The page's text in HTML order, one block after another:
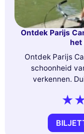
Ontdek Parijs
het
Ontdek Parijs
schoonheid
verkennen.